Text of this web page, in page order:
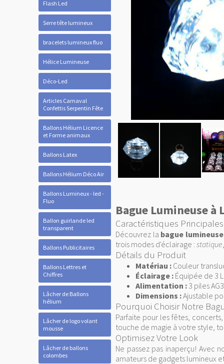
Flash Led
Serre tête lumineux
bracelets lumineux fluo
Hélice Lumineuse
Déco-Led
Articles Carnaval
Confettis Serpentin Fête
Ballons Hélium Licence
et Forme animaux
Ballons Latex
Ballons Hélium Déco Air
Ballons Lumineux - led -
Fluo
Ballon guirlande led
transparent
Ballons Publicitaires
Ballons Lettres et
Chiffres
Lâcher de Ballons
hélium
Lâcher de logo volant
mousse
Lâcher de ballons
colombes
Bague Lumineuse à
Caractéristiques Principales
Découvrez la bague lumineuse
trois modes d'éclairage : statique
Détails du Produit
Matériau : Couleur
Éclairage : Équipée de 3
Alimentation : 3 piles
Dimensions :Ajustable
Pourquoi Choisir Notre
Parfaite pour les fêtes,
touche de magie à votre style,
Optimisez Votre Look
Ne passez pas inaperçu! Avec
amateurs de gadgets lumineux